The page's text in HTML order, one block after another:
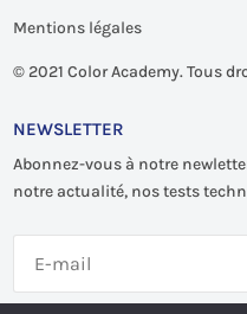
Mentions légales
© 2021 Color Academy. Tous
NEWSLETTER
Abonnez-vous à notre
notre actualité, nos tests